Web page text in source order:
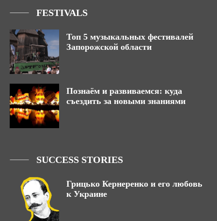
FESTIVALS
Топ 5 музыкальных фестивалей
Запорожской области
Познаём и развиваемся: куда
съездить за новыми знаниями
SUCCESS STORIES
Грицько Кернеренко и его любовь
к Украине